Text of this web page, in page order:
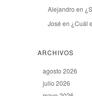
Alejandro en
José en ¿Cuál
ARCHIVOS
agosto 2026
julio 2026